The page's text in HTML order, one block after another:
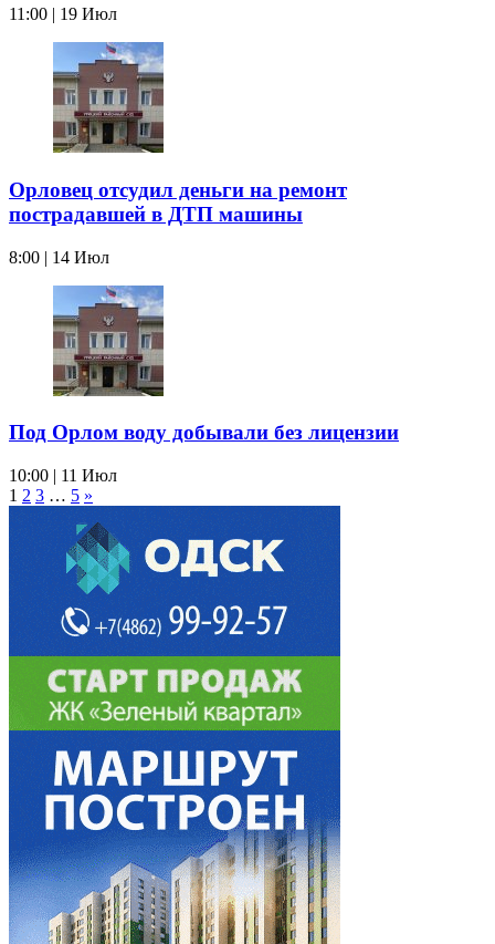
11:00 | 19 Июл
Орловец отсудил деньги на ремонт
пострадавшей в ДТП машины
8:00 | 14 Июл
Под Орлом воду добывали без лицензии
10:00 | 11 Июл
1 2 3 … 5 »